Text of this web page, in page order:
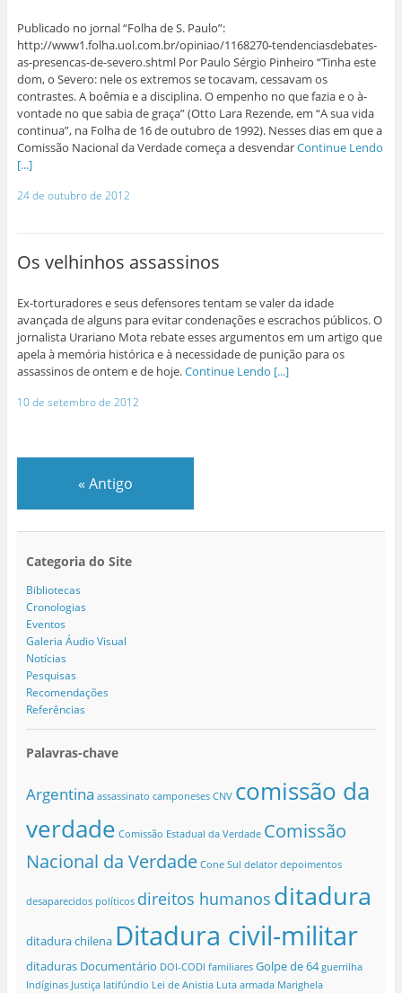
Publicado no jornal “Folha de S. Paulo”:
http://www1.folha.uol.com.br/opiniao/1168270-tendenciasdebates-
as-presencas-de-severo.shtml Por Paulo Sérgio Pinheiro “Tinha este
dom, o Severo: nele os extremos se tocavam, cessavam os
contrastes. A boêmia e a disciplina. O empenho no que fazia e o à-
vontade no que sabia de graça” (Otto Lara Rezende, em “A sua vida
continua”, na Folha de 16 de outubro de 1992). Nesses dias em que a
Comissão Nacional da Verdade começa a desvendarContinue Lendo
[...]
24 de outubro de 2012
Os velhinhos assassinos
Ex-torturadores e seus defensores tentam se valer da idade
avançada de alguns para evitar condenações e escrachos públicos. O
jornalista Urariano Mota rebate esses argumentos em um artigo que
apela à memória histórica e à necessidade de punição para os
assassinos de ontem e de hoje.Continue Lendo [...]
10 de setembro de 2012
« Antigo
Categoria do Site
Bibliotecas
Cronologias
Eventos
Galeria Áudio Visual
Notícias
Pesquisas
Recomendações
Referências
Palavras-chave
Argentina assassinato camponeses CNV comissão da
verdade Comissão Estadual da Verdade Comissão
Nacional da Verdade Cone Sul delator depoimentos
desaparecidos políticos direitos humanos ditadura
ditadura chilena Ditadura civil-militar
ditaduras Documentário DOI-CODI familiares Golpe de 64 guerrilha
Indíginas Justiça latifúndio Lei de Anistia Luta armada Marighela